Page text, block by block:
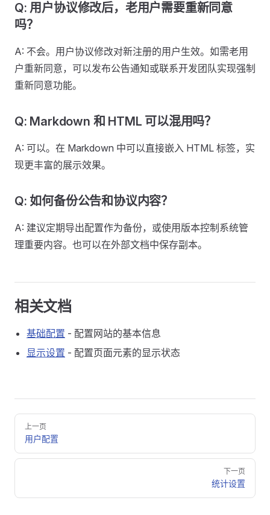
Q: 用户协议修改后，老用户需要重新同意
吗？
A: 不会。用户协议修改对新注册的用户生效。如需老用
户重新同意，可以发布公告通知或联系开发团队实现强制
重新同意功能。
Q: Markdown 和 HTML 可以混用吗？
A: 可以。在 Markdown 中可以直接嵌入 HTML 标签，实
现更丰富的展示效果。
Q: 如何备份公告和协议内容？
A: 建议定期导出配置作为备份，或使用版本控制系统管
理重要内容。也可以在外部文档中保存副本。
相关文档
基础配置 - 配置网站的基本信息
显示设置 - 配置页面元素的显示状态
Pager
上一页
用户配置
下一页
统计设置